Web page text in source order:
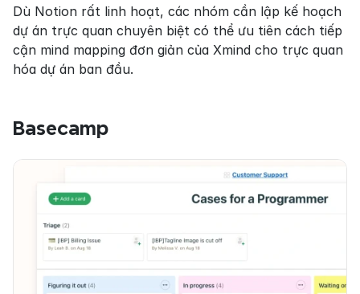
Dù Notion rất linh hoạt, các nhóm cần lập kế hoạch
dự án trực quan chuyên biệt có thể ưu tiên cách tiếp
cận mind mapping đơn giản của Xmind cho trực quan
hóa dự án ban đầu.
Basecamp